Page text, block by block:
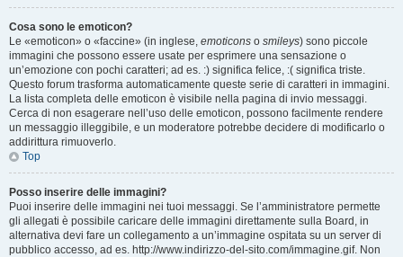
Cosa sono le emoticon?
Le «emoticon» o «faccine» (in inglese, emoticons o smileys) sono piccole
immagini che possono essere usate per esprimere una sensazione o
un’emozione con pochi caratteri; ad es. :) significa felice, :( significa triste.
Questo forum trasforma automaticamente queste serie di caratteri in immagini.
La lista completa delle emoticon è visibile nella pagina di invio messaggi.
Cerca di non esagerare nell’uso delle emoticon, possono facilmente rendere
un messaggio illeggibile, e un moderatore potrebbe decidere di modificarlo o
addirittura rimuoverlo.
Top
Posso inserire delle immagini?
Puoi inserire delle immagini nei tuoi messaggi. Se l’amministratore permette
gli allegati è possibile caricare delle immagini direttamente sulla Board, in
alternativa devi fare un collegamento a un’immagine ospitata su un server di
pubblico accesso, ad es. http://www.indirizzo-del-sito.com/immagine.gif. Non